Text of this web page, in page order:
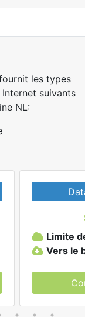
les types
suivants
NL:
Limite
Vers le